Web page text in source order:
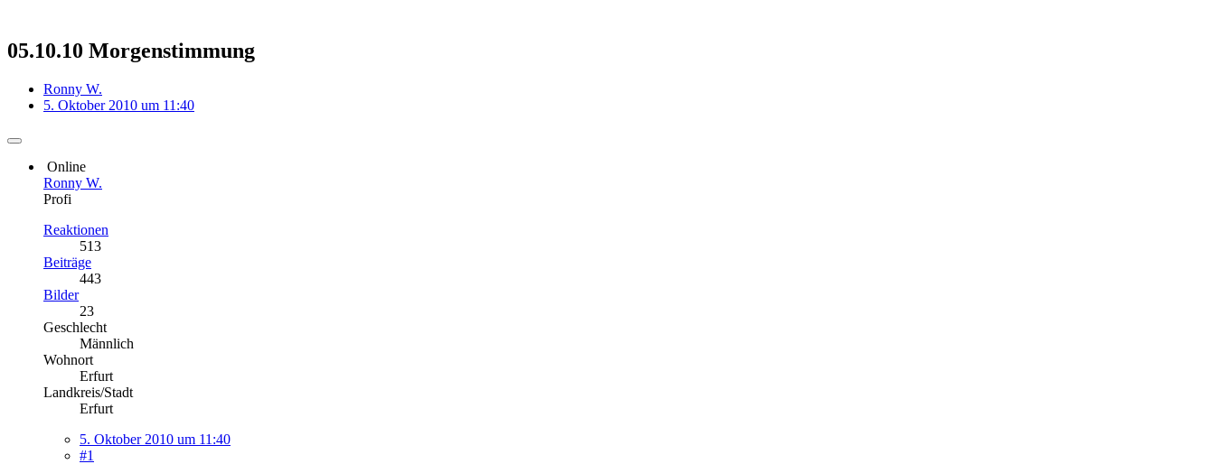
05.10.10 Morgenstimmung
Ronny W.
5. Oktober 2010 um 11:40
Online
Ronny W.
Profi
Reaktionen
513
Beiträge
443
Bilder
23
Geschlecht
Männlich
Wohnort
Erfurt
Landkreis/Stadt
Erfurt
5. Oktober 2010 um 11:40
#1